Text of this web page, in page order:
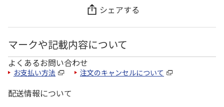
シェアする
マークや記載内容について
よくあるお問い合わせ
お支払い方法 注文のキャンセルについて
配送情報について